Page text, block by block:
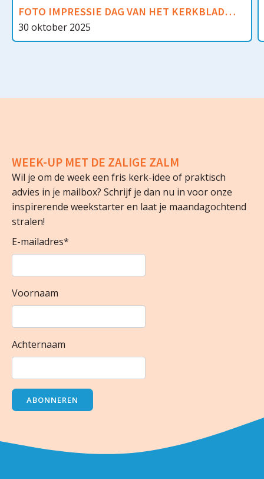
FOTO IMPRESSIE DAG VAN HET KERKBLAD
2025
30 oktober 2025
WEEK-UP MET DE ZALIGE ZALM
Wil je om de week een fris kerk-idee of praktisch
advies in je mailbox? Schrijf je dan nu in voor onze
inspirerende weekstarter en laat je maandagochtend
stralen!
E-mailadres*
Voornaam
Achternaam
ABONNEREN